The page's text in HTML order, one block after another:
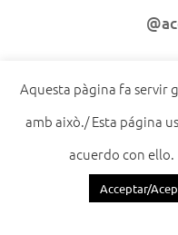
Aquesta pàgina fa servir
amb això./ Esta página
acuerdo con ello.
Acceptar/